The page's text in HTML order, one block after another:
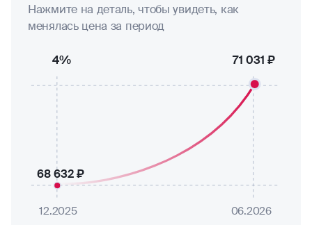
Нажмите на деталь, чтобы увидеть, как
менялась цена за период
12.2025 06.2026
68 632 ₽
71 031 ₽
4%